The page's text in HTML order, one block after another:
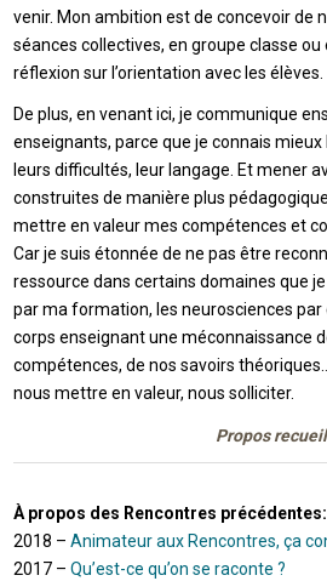
venir. Mon ambition est de concevoir de
séances collectives, en groupe classe ou
réflexion sur l’orientation avec les élèves.
De plus, en venant ici, je communique
enseignants, parce que je connais
leurs difficultés, leur langage. Et mener
construites de manière plus
mettre en valeur mes compétences et
Car je suis étonnée de ne pas être
ressource dans certains domaines que
par ma formation, les neurosciences par
corps enseignant une méconnaissance
compétences, de nos savoirs
nous mettre en valeur, nous solliciter.
Propos
À propos des Rencontres précédentes:
2018 –Animateur aux Rencontres, ça
2017 –Qu’est-ce qu’on se raconte ?